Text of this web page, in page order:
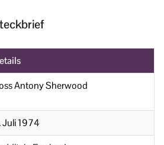
Antony Sherwood
Juli 1974